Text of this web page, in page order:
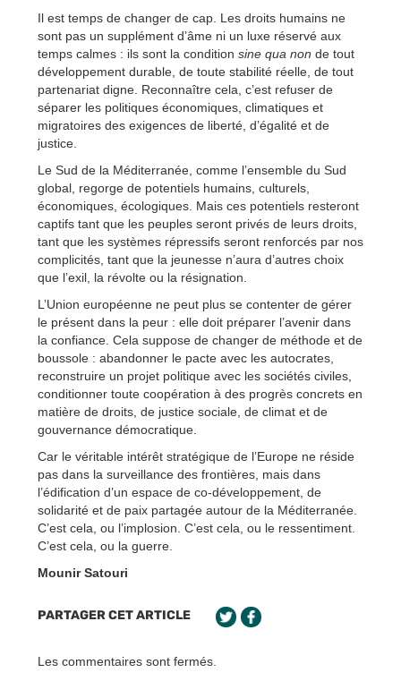
Il est temps de changer de cap. Les droits humains ne
sont pas un supplément d’âme ni un luxe réservé aux
temps calmes : ils sont la condition sine qua non de tout
développement durable, de toute stabilité réelle, de tout
partenariat digne. Reconnaître cela, c’est refuser de
séparer les politiques économiques, climatiques et
migratoires des exigences de liberté, d’égalité et de
justice.
Le Sud de la Méditerranée, comme l’ensemble du Sud
global, regorge de potentiels humains, culturels,
économiques, écologiques. Mais ces potentiels resteront
captifs tant que les peuples seront privés de leurs droits,
tant que les systèmes répressifs seront renforcés par nos
complicités, tant que la jeunesse n’aura d’autres choix
que l’exil, la révolte ou la résignation.
L’Union européenne ne peut plus se contenter de gérer
le présent dans la peur : elle doit préparer l’avenir dans
la confiance. Cela suppose de changer de méthode et de
boussole : abandonner le pacte avec les autocrates,
reconstruire un projet politique avec les sociétés civiles,
conditionner toute coopération à des progrès concrets en
matière de droits, de justice sociale, de climat et de
gouvernance démocratique.
Car le véritable intérêt stratégique de l’Europe ne réside
pas dans la surveillance des frontières, mais dans
l’édification d’un espace de co-développement, de
solidarité et de paix partagée autour de la Méditerranée.
C’est cela, ou l’implosion. C’est cela, ou le ressentiment.
C’est cela, ou la guerre.
Mounir Satouri
PARTAGER CET ARTICLE
Les commentaires sont fermés.